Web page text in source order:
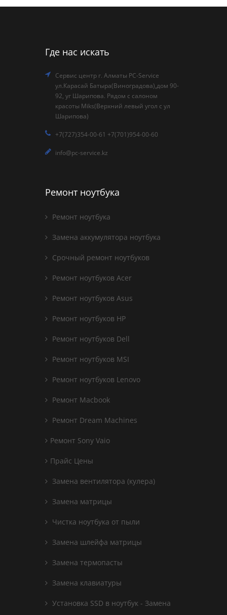
Где нас искать
Сервис центр г. Алматы PC-Service
ул.Карасай Батыра(Виноградова),дом 90-
92, уг Шарипова. Рядом с салоном
красоты Miks(Верхний левый угол с ул
Шарипова)
+7(727)354-00-61 +7(701)954-00-60
info@pc-service.kz
Ремонт ноутбука
Ремонт ноутбука
Замена аккумулятора ноутбука
Срочный ремонт ноутбуков
Ремонт ноутбуков Acer
Ремонт ноутбуков Asus
Ремонт ноутбуков HP
Ремонт ноутбуков Dell
Ремонт ноутбуков MSI
Ремонт ноутбуков Lenovo
Ремонт Macbook
Ремонт Dream Machines
Ремонт Sony Vaio
Прайс Цены
Замена вентилятора (кулера)
Замена матрицы
Чистка ноутбука от пыли
Замена шлейфа матрицы
Замена термопасты
Замена клавиатуры
Установка SSD в ноутбук - Замена